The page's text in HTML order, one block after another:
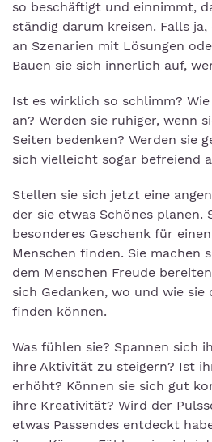
so beschäftigt und einnimmt,
ständig darum kreisen. Falls
an Szenarien mit Lösungen
Bauen sie sich innerlich auf,
Ist es wirklich so schlimm?
an? Werden sie ruhiger, wenn
Seiten bedenken? Werden sie
sich vielleicht sogar befreiend
Stellen sie sich jetzt eine
der sie etwas Schönes planen.
besonderes Geschenk für
Menschen finden. Sie machen
dem Menschen Freude
sich Gedanken, wo und wie sie
finden können.
Was fühlen sie? Spannen sich
ihre Aktivität zu steigern? Ist
erhöht? Können sie sich gut
ihre Kreativität? Wird der
etwas Passendes entdeckt